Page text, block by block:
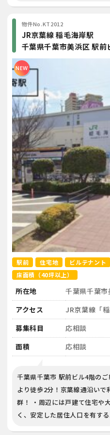
物件No.KT2012
JR京葉線 稲毛海岸駅
千葉県千葉市美浜区 駅前
NEW
駅前 住宅地 ビルテナント
床面積（40坪以上）
所在地
千葉県千葉市
アクセス
JR京葉線「
募集科目
応相談
面積
応相談
千葉県千葉市 駅前ビル4階の
より徒歩2分！京葉線通沿いで
群！ ・周辺には戸建て住宅や
く、安定した居住人口を有す